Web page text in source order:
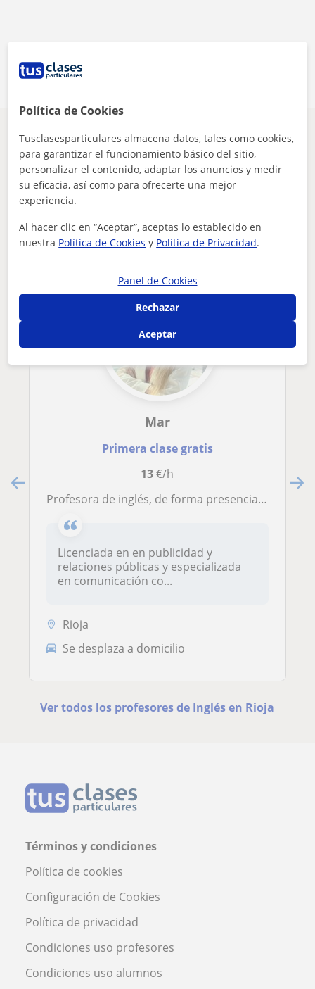
¿Hay algún error en este perfil?Cuéntanos
Tus clases particulares Inglés Almería
Rioja
profesor muy joven de inglés con titulación b2
Otros profesores de Inglés en Rioja que
pueden interesarte
Mar
Primera clase gratis
13€/h
profesora de inglés, de forma presencial u online
Licenciada en en publicidad y
relaciones públicas y especializada
en comunicación co...
Rioja
Se desplaza a domicilio
Ver todos los profesores de Inglés en Rioja
Términos y condiciones
Política de cookies
Configuración de Cookies
Política de privacidad
Condiciones uso profesores
Condiciones uso alumnos
Política de Cookies
Tusclasesparticulares almacena datos, tales como cookies,
para garantizar el funcionamiento básico del sitio,
personalizar el contenido, adaptar los anuncios y medir
su eficacia, así como para ofrecerte una mejor
experiencia.
Al hacer clic en “Aceptar”, aceptas lo establecido en
nuestra Política de Cookies y Política de Privacidad.
Panel de Cookies
Rechazar
Aceptar